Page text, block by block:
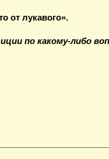
от лукавого».
по какому-либо